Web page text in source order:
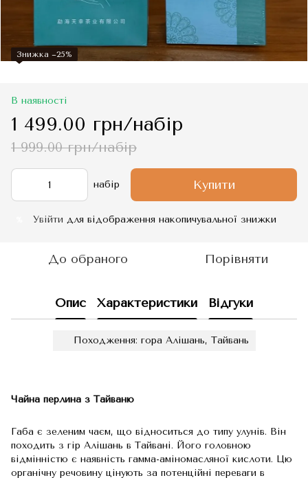
Знижка −25%
В наявності
1 499.00 грн/набір
1 999.00 грн/набір
набір Купити
Увійти для відображення накопичувальної знижки
До обраного Порівняти
Опис Характеристики Відгуки
Походження: гора Алішань, Тайвань
Чайна перлина з Тайваню
Габа є зеленим чаєм, що відноситься до типу улунів. Він
походить з гір Алішань в Тайвані. Його головною
відмінністю є наявність гамма-аміномасляної кислоти. Цю
органічну речовину цінують за потенційні переваги в